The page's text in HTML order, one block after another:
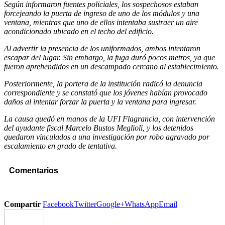
Según informaron fuentes policiales, los sospechosos estaban
forcejeando la puerta de ingreso de uno de los módulos y una
ventana, mientras que uno de ellos intentaba sustraer un aire
acondicionado ubicado en el techo del edificio.
Al advertir la presencia de los uniformados, ambos intentaron
escapar del lugar. Sin embargo, la fuga duró pocos metros, ya que
fueron aprehendidos en un descampado cercano al establecimiento.
Posteriormente, la portera de la institución radicó la denuncia
correspondiente y se constató que los jóvenes habían provocado
daños al intentar forzar la puerta y la ventana para ingresar.
La causa quedó en manos de la UFI Flagrancia, con intervención
del ayudante fiscal Marcelo Bustos Meglioli, y los detenidos
quedaron vinculados a una investigación por robo agravado por
escalamiento en grado de tentativa.
Comentarios
Compartir FacebookTwitterGoogle+WhatsAppEmail